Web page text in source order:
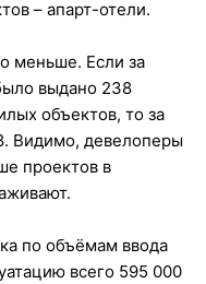
– апарт-отели.
меньше. Если за
выдано 238
объектов, то за
Видимо, девелоперы
проектов в
по объёмам ввода
всего 595 000